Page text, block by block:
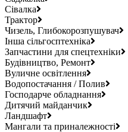
Сівалка
Трактор
Чизель, Глибокорозпушувач
Інша сільгосптехніка
Запчастини для спецтехніки
Будівництво, Ремонт
Вуличне освітлення
Водопостачання / Полив
Господарче обладнання
Дитячий майданчик
Ландшафт
Мангали та приналежності